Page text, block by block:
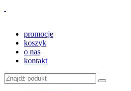
promocje
koszyk
o nas
kontakt